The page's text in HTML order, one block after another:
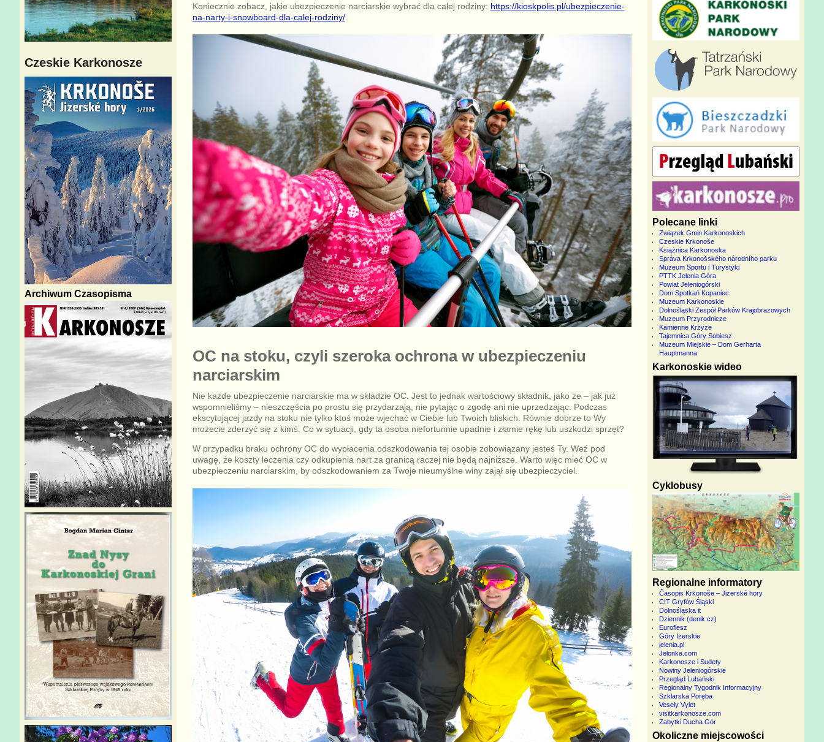
Koniecznie zobacz, jakie ubezpieczenie narciarskie wybrać dla całej rodziny: https://kioskpolis.pl/ubezpieczenie-
na-narty-i-snowboard-dla-calej-rodziny/.
OC na stoku, czyli szeroka ochrona w ubezpieczeniu
narciarskim
Nie każde ubezpieczenie narciarskie ma w składzie OC. Jest to jednak wartościowy składnik, jako że – jak już
wspomnieliśmy – nieszczęścia po prostu się przydarzają, nie pytając o zgodę ani nie uprzedzając. Podczas
ekscytującej jazdy na stoku nie tylko ktoś może wjechać w Ciebie lub Twoich bliskich. Równie dobrze to Wy
możecie zderzyć się z kimś. Co w sytuacji, gdy ta osoba niefortunnie upadnie i złamie rękę lub uszkodzi sprzęt?
W przypadku braku ochrony OC do wypłacenia odszkodowania tej osobie zobowiązany jesteś Ty. Weź pod
uwagę, że koszty leczenia czy odkupienia nart za granicą raczej nie będą najniższe. Warto więc mieć OC w
ubezpieczeniu narciarskim, by odszkodowaniem za Twoje nieumyślne winy zajął się ubezpieczyciel.
Czeskie Karkonosze
Archiwum Czasopisma
Polecane linki
Związek Gmin Karkonoskich
Czeskie Krkonoše
Książnica Karkonoska
Správa Krkonošského národního parku
Muzeum Sportu i Turystyki
PTTK Jelenia Góra
Powiat Jeleniogórski
Dom Spotkań Kopaniec
Muzeum Karkonoskie
Dolnośląski Zespół Parków Krajobrazowych
Muzeum Przyrodnicze
Kamienne Krzyże
Tajemnica Góry Sobiesz
Muzeum Miejskie – Dom Gerharta
Hauptmanna
Karkonoskie wideo
Cyklobusy
Regionalne informatory
Časopis Krkonoše – Jizerské hory
CIT Gryfów Śląski
Dolnośląska it
Dziennik (denik.cz)
Euroflesz
Góry Izerskie
jelenia.pl
Jelonka.com
Karkonosze i Sudety
Nowiny Jeleniogórskie
Przegląd Lubański
Regionalny Tygodnik Informacyjny
Szklarska Poręba
Vesely Vylet
visitkarkonosze.com
Zabytki Ducha Gór
Okoliczne miejscowości